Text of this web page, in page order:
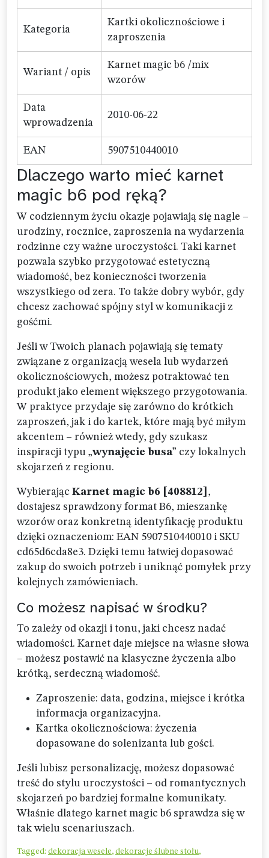
Kategoria
Kartki okolicznościowe i
zaproszenia
Wariant / opis
Karnet magic b6 /mix
wzorów
Data
wprowadzenia
2010-06-22
EAN 5907510440010
Dlaczego warto mieć karnet
magic b6 pod ręką?
W codziennym życiu okazje pojawiają się nagle –
urodziny, rocznice, zaproszenia na wydarzenia
rodzinne czy ważne uroczystości. Taki karnet
pozwala szybko przygotować estetyczną
wiadomość, bez konieczności tworzenia
wszystkiego od zera. To także dobry wybór, gdy
chcesz zachować spójny styl w komunikacji z
gośćmi.
Jeśli w Twoich planach pojawiają się tematy
związane z organizacją wesela lub wydarzeń
okolicznościowych, możesz potraktować ten
produkt jako element większego przygotowania.
W praktyce przydaje się zarówno do krótkich
zaproszeń, jak i do kartek, które mają być miłym
akcentem – również wtedy, gdy szukasz
inspiracji typu „wynajęcie busa” czy lokalnych
skojarzeń z regionu.
Wybierając Karnet magic b6 [408812] ,
dostajesz sprawdzony format B6, mieszankę
wzorów oraz konkretną identyfikację produktu
dzięki oznaczeniom: EAN 5907510440010 i SKU
cd65d6cda8e3. Dzięki temu łatwiej dopasować
zakup do swoich potrzeb i uniknąć pomyłek przy
kolejnych zamówieniach.
Co możesz napisać w środku?
To zależy od okazji i tonu, jaki chcesz nadać
wiadomości. Karnet daje miejsce na własne słowa
– możesz postawić na klasyczne życzenia albo
krótką, serdeczną wiadomość.
Zaproszenie: data, godzina, miejsce i krótka
informacja organizacyjna.
Kartka okolicznościowa: życzenia
dopasowane do solenizanta lub gości.
Jeśli lubisz personalizację, możesz dopasować
treść do stylu uroczystości – od romantycznych
skojarzeń po bardziej formalne komunikaty.
Właśnie dlatego karnet magic b6 sprawdza się w
tak wielu scenariuszach.
Tagged: dekoracja wesele, dekoracje ślubne stołu,